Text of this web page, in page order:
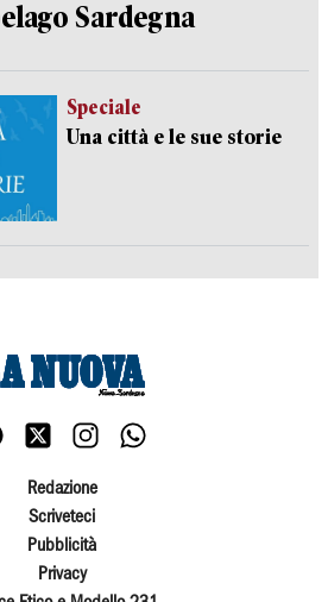
Sardegna
Speciale
Una città e le sue storie
Redazione
Scriveteci
Pubblicità
Privacy